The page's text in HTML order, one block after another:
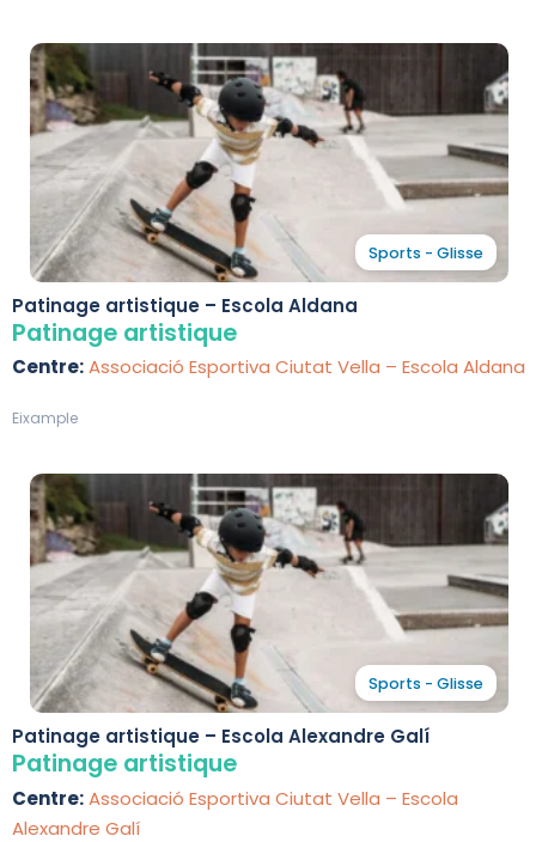
Sports - Glisse
Patinage artistique – Escola Aldana
Patinage artistique
Centre:Associació Esportiva Ciutat Vella – Escola Aldana
Eixample
Sports - Glisse
Patinage artistique – Escola Alexandre Galí
Patinage artistique
Centre:Associació Esportiva Ciutat Vella – Escola
Alexandre Galí